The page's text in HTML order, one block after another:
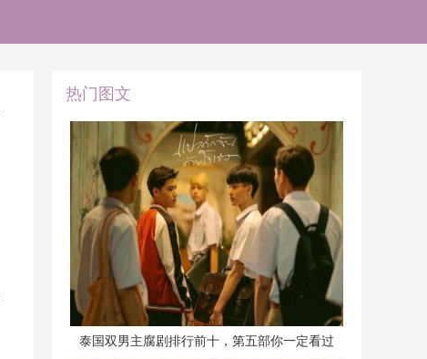
热门图文
​泰国双男主腐剧排行前十，第五部你一定看过